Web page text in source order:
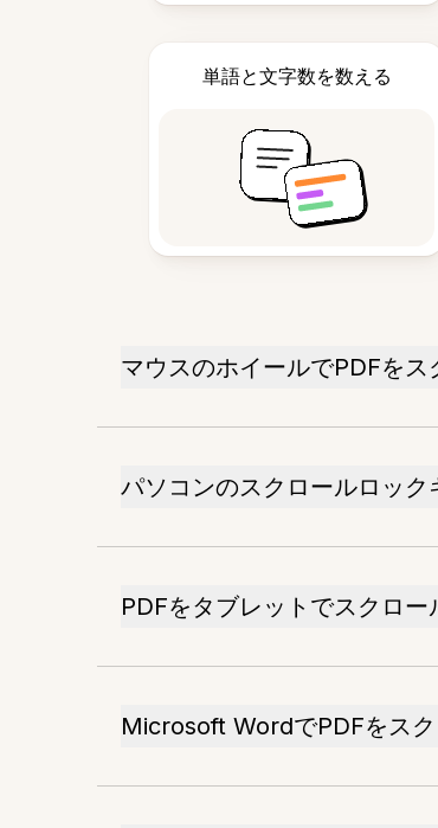
単語と文字数を数える
マウスのホイールでPDFをス
パソコンのスクロールロック
PDFをタブレットでスクロー
Microsoft WordでPDFをスク